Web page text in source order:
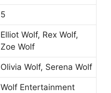
5
Elliot Wolf, Rex Wolf,
Zoe Wolf
Olivia Wolf, Serena Wolf
Wolf Entertainment